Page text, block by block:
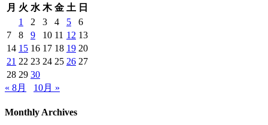
月 火 水 木 金 土 日
1
2 3 4 5
6
7
8 9 10 11 12 13
14 15 16 17 18 19 20
21 22 23 24 25 26 27
28 29 30
« 8月
10月 »
Monthly Archives